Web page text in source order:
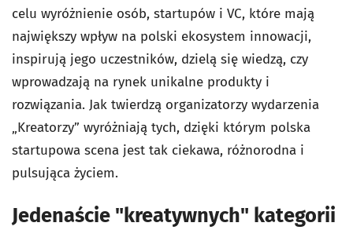
celu wyróżnienie osób, startupów i VC, które mają
największy wpływ na polski ekosystem innowacji,
inspirują jego uczestników, dzielą się wiedzą, czy
wprowadzają na rynek unikalne produkty i
rozwiązania. Jak twierdzą organizatorzy wydarzenia
„Kreatorzy” wyróżniają tych, dzięki którym polska
startupowa scena jest tak ciekawa, różnorodna i
pulsująca życiem.
Jedenaście "kreatywnych" kategorii